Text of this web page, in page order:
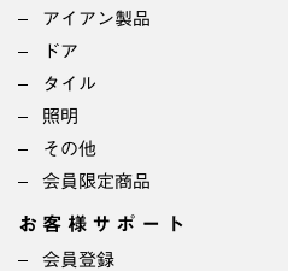
アイアン製品
ドア
タイル
照明
その他
会員限定商品
お客様サポート
会員登録